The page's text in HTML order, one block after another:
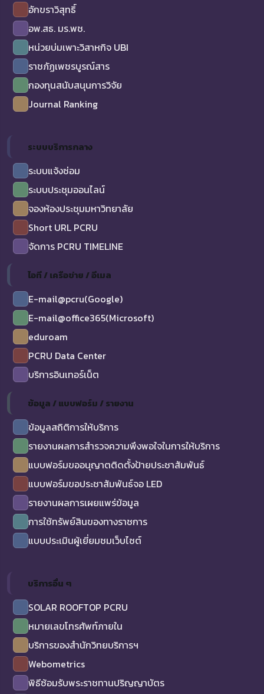
อักขราวิสุทธิ์
อพ.สธ. มร.พช.
หน่วยบ่มเพาะวิสาหกิจ UBI
ราชภัฏเพชรบูรณ์สาร
กองทุนสนับสนุนการวิจัย
Journal Ranking
ระบบบริการกลาง
ระบบแจ้งซ่อม
ระบบประชุมออนไลน์
จองห้องประชุมมหาวิทยาลัย
Short URL PCRU
จัดการ PCRU TIMELINE
ไอที / เครือข่าย / อีเมล
E-mail@pcru(Google)
E-mail@office365(Microsoft)
eduroam
PCRU Data Center
บริการอินเทอร์เน็ต
ข้อมูล / แบบฟอร์ม / รายงาน
ข้อมูลสถิติการให้บริการ
รายงานผลการสำรวจความพึงพอใจในการให้บริการ
แบบฟอร์มขออนุญาตติดตั้งป้ายประชาสัมพันธ์
แบบฟอร์มขอประชาสัมพันธ์จอ LED
รายงานผลการเผยแพร่ข้อมูล
การใช้ทรัพย์สินของทางราชการ
แบบประเมินผู้เยี่ยมชมเว็บไซต์
บริการอื่น ๆ
SOLAR ROOFTOP PCRU
หมายเลขโทรศัพท์ภายใน
บริการของสำนักวิทยบริการฯ
Webometrics
พิธีซ้อมรับพระราชทานปริญญาบัตร